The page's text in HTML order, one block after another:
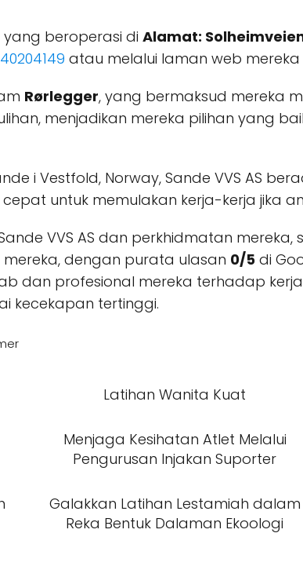
beroperasi di Alamat:
40204149 atau melalui laman web mereka
Rørlegger, yang bermaksud mereka
menjadikan mereka pilihan yang
i Vestfold, Norway, Sande VVS AS
untuk memulakan kerja-kerja jika
VVS AS dan perkhidmatan mereka,
dengan purata ulasan 0/5 di
dan profesional mereka terhadap
kecekapan tertinggi.
Latihan Wanita Kuat
Menjaga Kesihatan Atlet Melalui
Pengurusan Injakan Suporter
Galakkan Latihan Lestamiah dalam
Reka Bentuk Dalaman Ekoologi